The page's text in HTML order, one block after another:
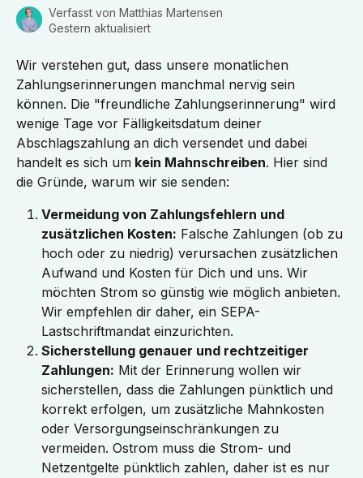
Verfasst von Matthias Martensen
Gestern aktualisiert
Wir verstehen gut, dass unsere monatlichen
Zahlungserinnerungen manchmal nervig sein
können. Die "freundliche Zahlungserinnerung" wird
wenige Tage vor Fälligkeitsdatum deiner
Abschlagszahlung an dich versendet und dabei
handelt es sich um kein Mahnschreiben. Hier sind
die Gründe, warum wir sie senden:
Vermeidung von Zahlungsfehlern und
zusätzlichen Kosten: Falsche Zahlungen (ob zu
hoch oder zu niedrig) verursachen zusätzlichen
Aufwand und Kosten für Dich und uns. Wir
möchten Strom so günstig wie möglich anbieten.
Wir empfehlen dir daher, ein SEPA-
Lastschriftmandat einzurichten.
Sicherstellung genauer und rechtzeitiger
Zahlungen: Mit der Erinnerung wollen wir
sicherstellen, dass die Zahlungen pünktlich und
korrekt erfolgen, um zusätzliche Mahnkosten
oder Versorgungseinschränkungen zu
vermeiden. Ostrom muss die Strom- und
Netzentgelte pünktlich zahlen, daher ist es nur